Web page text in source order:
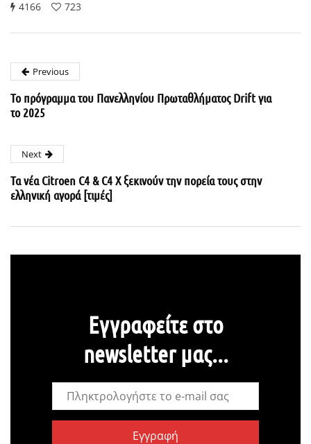
4166 723
Previous
Το πρόγραμμα του Πανελληνίου Πρωταθλήματος Drift για
το 2025
Next
Τα νέα Citroen C4 & C4 X ξεκινούν την πορεία τους στην
ελληνική αγορά [τιμές]
Εγγραφείτε στο
newsletter μας...
Εγγραφή